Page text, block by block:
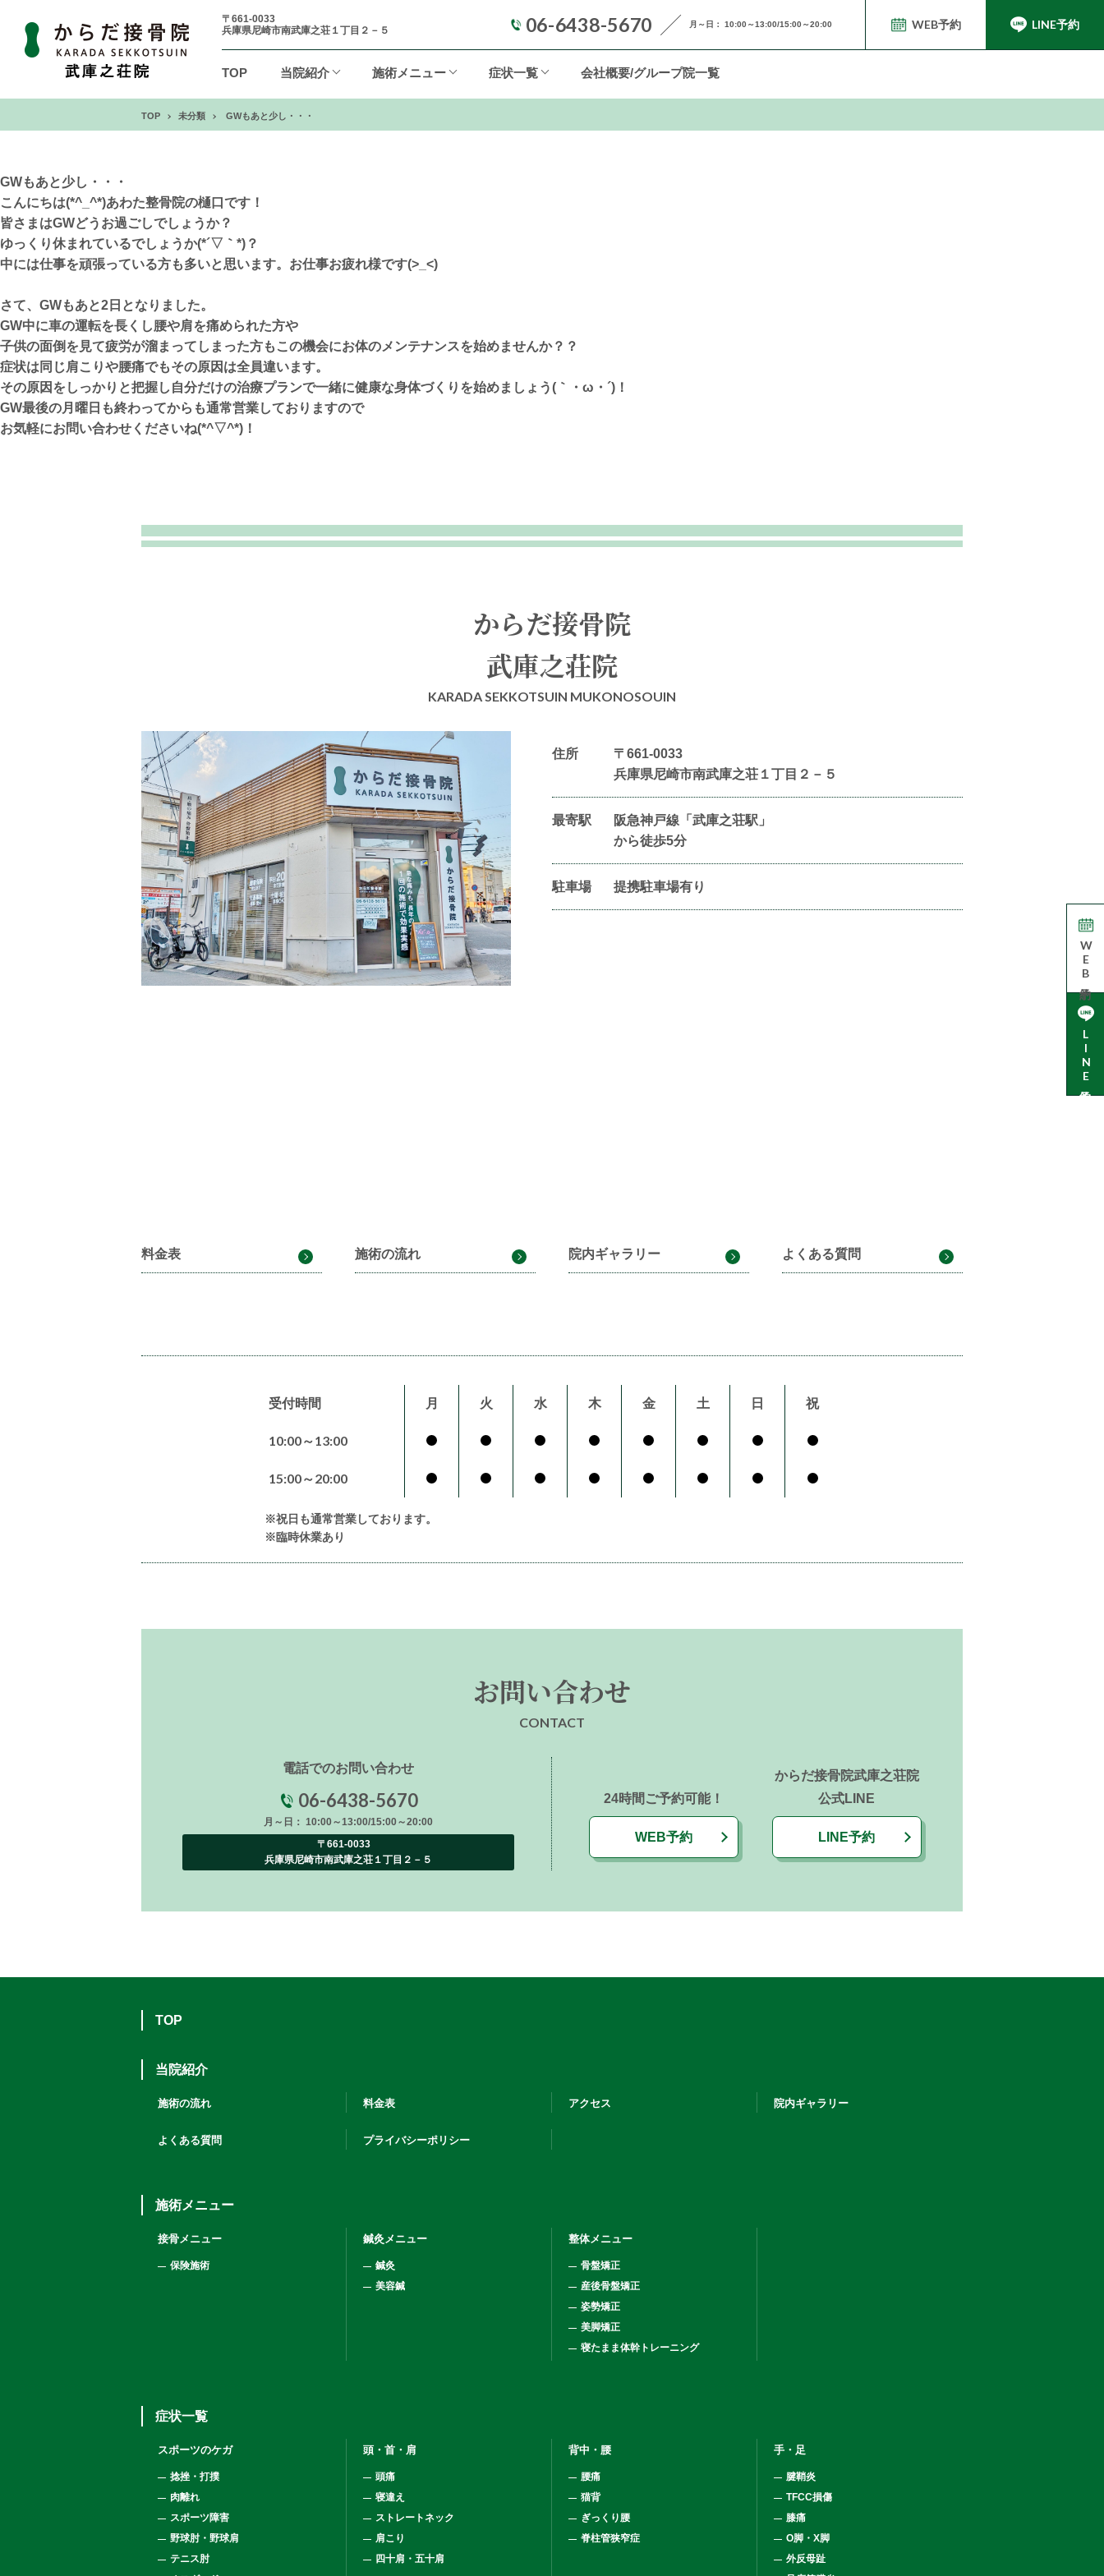
〒661-0033
兵庫県尼崎市南武庫之荘１丁目２－５
06-6438-5670 月～日： 10:00～13:00/15:00～20:00 WEB予約 LINE予約
TOP 当院紹介 施術メニュー 症状一覧 会社概要/グループ院一覧
WEB予約
LINE予約
TOP 未分類 GWもあと少し・・・
GWもあと少し・・・
こんにちは(*^_^*)あわた整骨院の樋口です！
皆さまはGWどうお過ごしでしょうか？
ゆっくり休まれているでしょうか(*´▽｀*)？
中には仕事を頑張っている方も多いと思います。お仕事お疲れ様です(>_<)
さて、GWもあと2日となりました。
GW中に車の運転を長くし腰や肩を痛められた方や
子供の面倒を見て疲労が溜まってしまった方もこの機会にお体のメンテナンスを始めませんか？？
症状は同じ肩こりや腰痛でもその原因は全員違います。
その原因をしっかりと把握し自分だけの治療プランで一緒に健康な身体づくりを始めましょう(｀・ω・´)！
GW最後の月曜日も終わってからも通常営業しておりますので
お気軽にお問い合わせくださいね(*^▽^*)！
からだ接骨院
武庫之荘院
KARADA SEKKOTSUIN MUKONOSOUIN
住所
〒661-0033
兵庫県尼崎市南武庫之荘１丁目２－５
最寄駅
阪急神戸線「武庫之荘駅」
から徒歩5分
駐車場 提携駐車場有り
料金表 施術の流れ 院内ギャラリー よくある質問
受付時間 月 火 水 木 金 土 日 祝
10:00～13:00
15:00～20:00
※祝日も通常営業しております。
※臨時休業あり
お問い合わせ
CONTACT
電話でのお問い合わせ
06-6438-5670
月～日： 10:00～13:00/15:00～20:00
〒661-0033
兵庫県尼崎市南武庫之荘１丁目２－５
24時間ご予約可能！
WEB予約
からだ接骨院武庫之荘院
公式LINE
LINE予約
TOP
当院紹介
施術の流れ 料金表 アクセス 院内ギャラリー
よくある質問 プライバシーポリシー
施術メニュー
接骨メニュー
保険施術
鍼灸メニュー
鍼灸
美容鍼
整体メニュー
骨盤矯正
産後骨盤矯正
姿勢矯正
美脚矯正
寝たまま体幹トレーニング
症状一覧
スポーツのケガ
捻挫・打撲
肉離れ
スポーツ障害
野球肘・野球肩
テニス肘
頭・首・肩
頭痛
寝違え
ストレートネック
肩こり
四十肩・五十肩
背中・腰
腰痛
猫背
ぎっくり腰
脊柱管狭窄症
手・足
腱鞘炎
TFCC損傷
膝痛
O脚・X脚
外反母趾